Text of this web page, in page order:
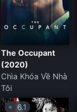
The Occupant
(2020)
Chìa Khóa Về Nhà
Tôi
⭐6.1